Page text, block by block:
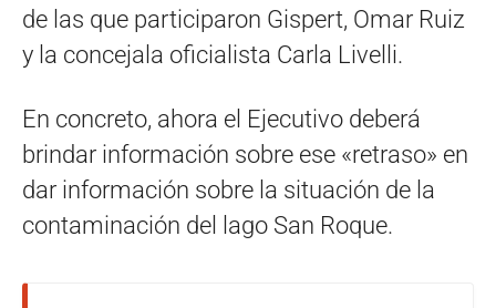
de las que participaron Gispert, Omar Ruiz
y la concejala oficialista Carla Livelli.
En concreto, ahora el Ejecutivo deberá
brindar información sobre ese «retraso» en
dar información sobre la situación de la
contaminación del lago San Roque.